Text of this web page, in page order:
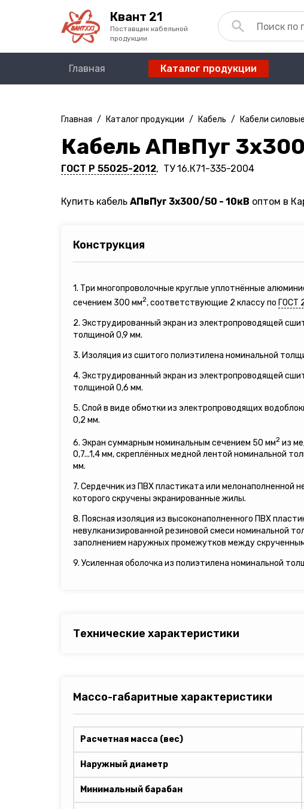
Квант 21
Поставщик кабельной
продукции
Главная Каталог продукции
Главная / Каталог продукции / Кабель / Кабели
Кабель АПвПуг
ГОСТ Р 55025-2012, ТУ 16.К71-335-2004
Купить кабель АПвПуг 3х300/50 - 10кВ оптом в
Конструкция
1. Три многопроволочные круглые уплотнённые
сечением 300 мм2, соответствующие 2 классу по ГОСТ
2. Экструдированный экран из электропроводящей
толщиной 0,9 мм.
3. Изоляция из сшитого полиэтилена номинальной
4. Экструдированный экран из электропроводящей
толщиной 0,6 мм.
5. Слой в виде обмотки из электропроводящих
0,2 мм.
6. Экран суммарным номинальным сечением 50 мм2 из
0,7...1,4 мм, скреплённых медной лентой номинальной
мм.
7. Сердечник из ПВХ пластиката или мелонаполненной
которого скручены экранированные жилы.
8. Поясная изоляция из высоконаполненного ПВХ
невулканизированной резиновой смеси номинальной
заполнением наружных промежутков между
9. Усиленная оболочка из полиэтилена номинальной
Технические характеристики
Массо-габаритные характеристики
Расчетная масса (вес)
Наружный диаметр
Минимальный барабан